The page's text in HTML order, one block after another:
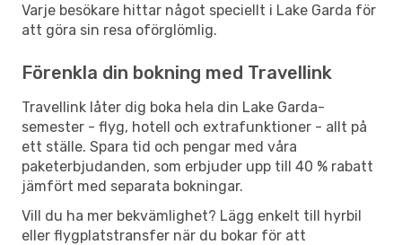
Varje besökare hittar något speciellt i Lake Garda för
att göra sin resa oförglömlig.
Förenkla din bokning med Travellink
Travellink låter dig boka hela din Lake Garda-
semester - flyg, hotell och extrafunktioner - allt på
ett ställe. Spara tid och pengar med våra
paketerbjudanden, som erbjuder upp till 40 % rabatt
jämfört med separata bokningar.
Vill du ha mer bekvämlighet? Lägg enkelt till hyrbil
eller flygplatstransfer när du bokar för att